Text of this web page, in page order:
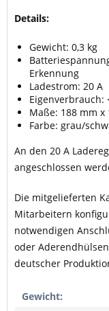
Details:
Gewicht: 0,3 kg
Erkennung
Ladestrom: 20 A
Eigenverbrauch:
Maße: 188 mm x
Farbe: grau/
An den 20 A
angeschlossen
Die mitgelieferten
Mitarbeitern
notwendigen
oder
deutscher
Gewicht: